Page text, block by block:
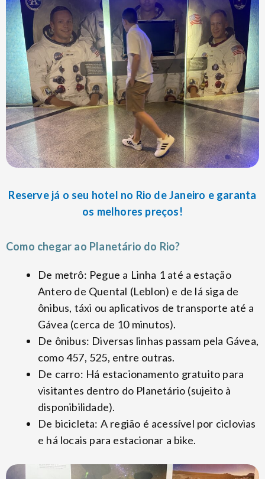
Reserve já o seu hotel no Rio de Janeiro e garanta
os melhores preços!
Como chegar ao Planetário do Rio?
De metrô: Pegue a Linha 1 até a estação
Antero de Quental (Leblon) e de lá siga de
ônibus, táxi ou aplicativos de transporte até a
Gávea (cerca de 10 minutos).
De ônibus: Diversas linhas passam pela Gávea,
como 457, 525, entre outras.
De carro: Há estacionamento gratuito para
visitantes dentro do Planetário (sujeito à
disponibilidade).
De bicicleta: A região é acessível por ciclovias
e há locais para estacionar a bike.